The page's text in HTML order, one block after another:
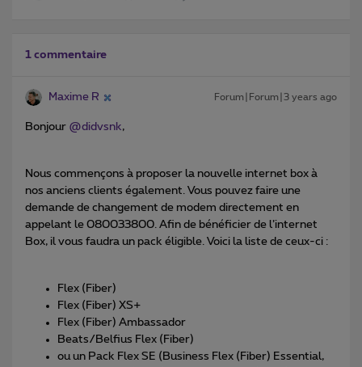
1 commentaire
Maxime R Forum|Forum|3 years ago
Bonjour @didvsnk,
Nous commençons à proposer la nouvelle internet box à
nos anciens clients également. Vous pouvez faire une
demande de changement de modem directement en
appelant le 080033800. Afin de bénéficier de l’internet
Box, il vous faudra un pack éligible. Voici la liste de ceux-ci :
Flex (Fiber)
Flex (Fiber) XS+
Flex (Fiber) Ambassador
Beats/Belfius Flex (Fiber)
ou un Pack Flex SE (Business Flex (Fiber) Essential,